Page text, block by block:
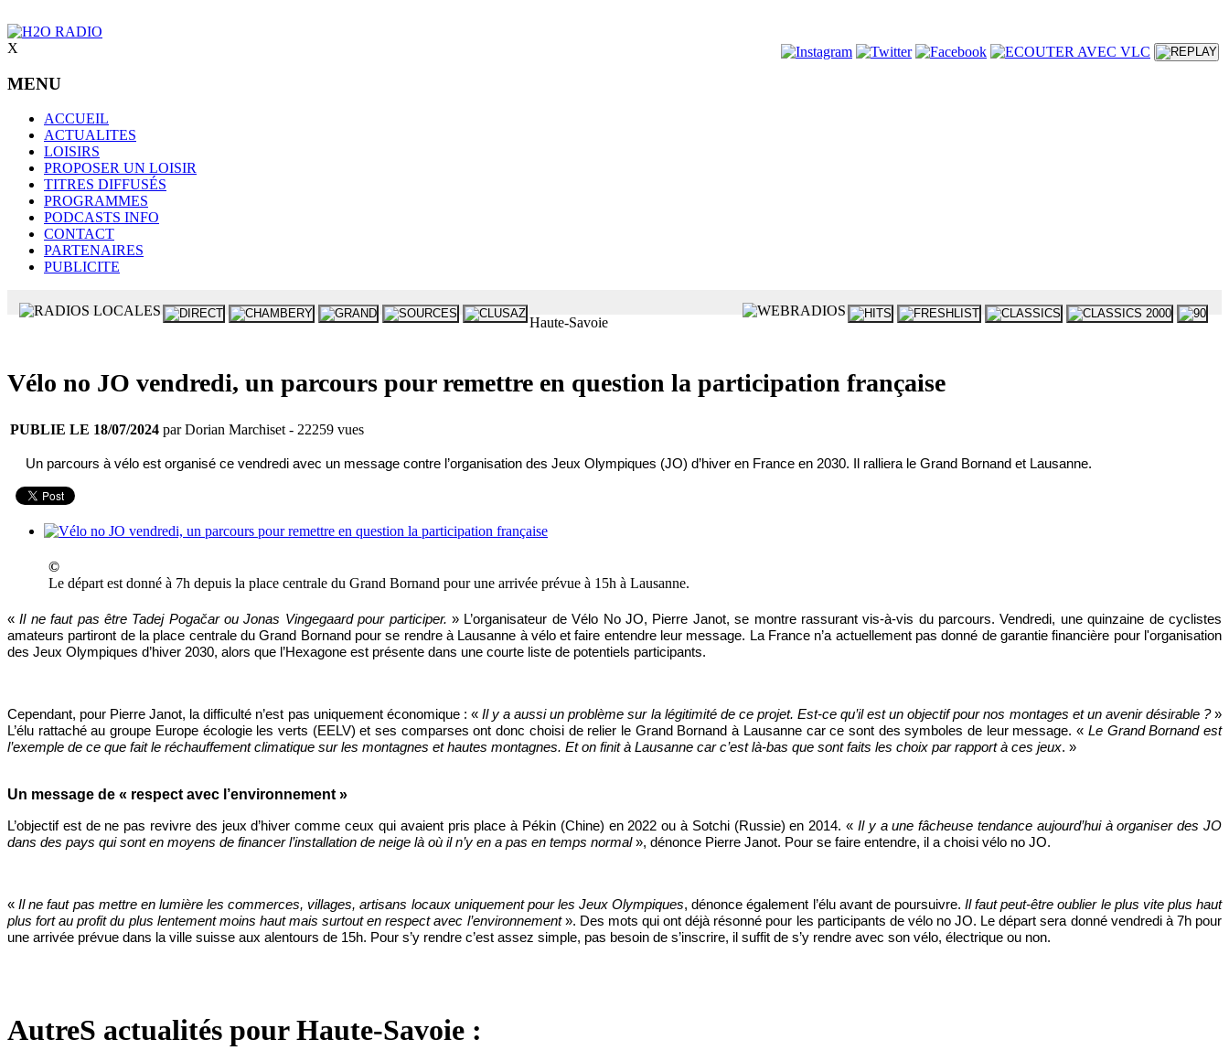
X
MENU
ACCUEIL
ACTUALITES
LOISIRS
PROPOSER UN LOISIR
TITRES DIFFUSÉS
PROGRAMMES
PODCASTS INFO
CONTACT
PARTENAIRES
PUBLICITE
Haute-Savoie
Vélo no JO vendredi, un parcours pour remettre en question la participation française
PUBLIE LE 18/07/2024 par Dorian Marchiset- 22259 vues
Un parcours à vélo est organisé ce vendredi avec un message contre l’organisation des Jeux Olympiques (JO) d’hiver en France en 2030. Il ralliera le Grand Bornand et Lausanne.
©
Le départ est donné à 7h depuis la place centrale du Grand Bornand pour une arrivée prévue à 15h à Lausanne.
«Il ne faut pas être Tadej Pogačar ou Jonas Vingegaard pour participer. » L’organisateur de Vélo No JO, Pierre Janot, se montre rassurant vis-à-vis du parcours. Vendredi, une quinzaine de cyclistes
amateurs partiront de la place centrale du Grand Bornand pour se rendre à Lausanne à vélo et faire entendre leur message. La France n’a actuellement pas donné de garantie financière pour l'organisation
des Jeux Olympiques d’hiver 2030, alors que l’Hexagone est présente dans une courte liste de potentiels participants.
Cependant, pour Pierre Janot, la difficulté n’est pas uniquement économique : «Il y a aussi un problème sur la légitimité de ce projet. Est-ce qu’il est un objectif pour nos montages et un avenir désirable ?»
L’élu rattaché au groupe Europe écologie les verts (EELV) et ses comparses ont donc choisi de relier le Grand Bornand à Lausanne car ce sont des symboles de leur message. « Le Grand Bornand est
l’exemple de ce que fait le réchauffement climatique sur les montagnes et hautes montagnes. Et on finit à Lausanne car c’est là-bas que sont faits les choix par rapport à ces jeux. »
Un message de « respect avec l’environnement »
L’objectif est de ne pas revivre des jeux d’hiver comme ceux qui avaient pris place à Pékin (Chine) en 2022 ou à Sotchi (Russie) en 2014. « Il y a une fâcheuse tendance aujourd’hui à organiser des JO
dans des pays qui sont en moyens de financer l’installation de neige là où il n’y en a pas en temps normal», dénonce Pierre Janot. Pour se faire entendre, il a choisi vélo no JO.
«Il ne faut pas mettre en lumière les commerces, villages, artisans locaux uniquement pour les Jeux Olympiques, dénonce également l’élu avant de poursuivre. Il faut peut-être oublier le plus vite plus haut
plus fort au profit du plus lentement moins haut mais surtout en respect avec l’environnement». Des mots qui ont déjà résonné pour les participants de vélo no JO. Le départ sera donné vendredi à 7h pour
une arrivée prévue dans la ville suisse aux alentours de 15h. Pour s’y rendre c’est assez simple, pas besoin de s’inscrire, il suffit de s’y rendre avec son vélo, électrique ou non.
AutreS actualités pour Haute-Savoie :